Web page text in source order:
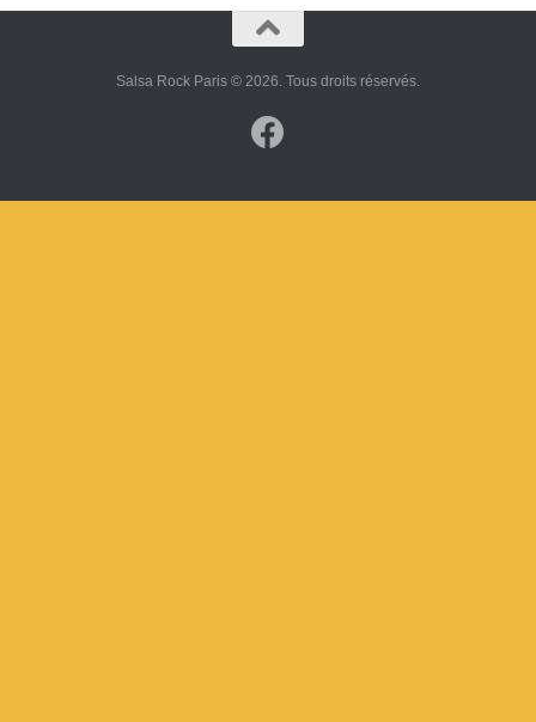
Salsa Rock Paris © 2026. Tous droits réservés.